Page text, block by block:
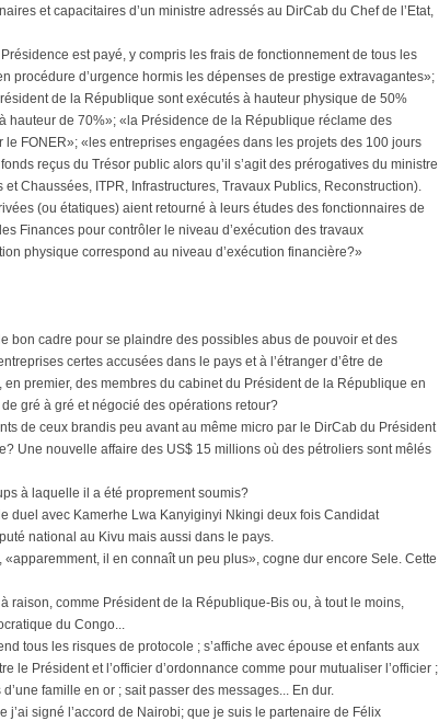
et capacitaires d’un ministre adressés au DirCab du Chef de l’Etat,
est payé, y compris les frais de fonctionnement de tous les
procédure d’urgence hormis les dépenses de prestige extravagantes»;
de la République sont exécutés à hauteur physique de 50%
hauteur de 70%»; «la Présidence de la République réclame des
FONER»; «les entreprises engagées dans les projets des 100 jours
reçus du Trésor public alors qu’il s’agit des prérogatives du ministre
Chaussées, ITPR, Infrastructures, Travaux Publics, Reconstruction).
(ou étatiques) aient retourné à leurs études des fonctionnaires de
Finances pour contrôler le niveau d’exécution des travaux
physique correspond au niveau d’exécution financière?»
bon cadre pour se plaindre des possibles abus de pouvoir et des
certes accusées dans le pays et à l’étranger d’être de
premier, des membres du cabinet du Président de la République en
gré à gré et négocié des opérations retour?
de ceux brandis peu avant au même micro par le DirCab du Président
Une nouvelle affaire des US$ 15 millions où des pétroliers sont mêlés
à laquelle il a été proprement soumis?
duel avec Kamerhe Lwa Kanyiginyi Nkingi deux fois Candidat
national au Kivu mais aussi dans le pays.
il en connaît un peu plus», cogne dur encore Sele. Cette
raison, comme Président de la République-Bis ou, à tout le moins,
du Congo...
tous les risques de protocole ; s’affiche avec épouse et enfants aux
le Président et l’officier d’ordonnance comme pour mutualiser l’officier ;
famille en or ; sait passer des messages... En dur.
j’ai signé l’accord de Nairobi; que je suis le partenaire de Félix